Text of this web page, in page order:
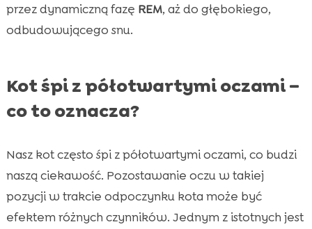
przez dynamiczną fazę REM, aż do głębokiego,
odbudowującego snu.
Kot śpi z półotwartymi oczami –
co to oznacza?
Nasz kot często śpi z półotwartymi oczami, co budzi
naszą ciekawość. Pozostawanie oczu w takiej
pozycji w trakcie odpoczynku kota może być
efektem różnych czynników. Jednym z istotnych jest